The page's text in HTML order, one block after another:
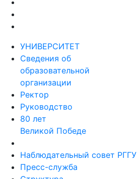
УНИВЕРСИТЕТ
Сведения об
образовательной
организации
Ректор
Руководство
80 лет
Великой Победе
Наблюдательный совет РГГУ
Пресс-служба